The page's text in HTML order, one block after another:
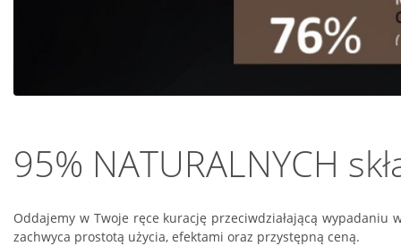
95% NATURALNYCH
Oddajemy w Twoje ręce kurację przeciwdziałającą wypadaniu
zachwyca prostotą użycia, efektami oraz przystępną ceną.